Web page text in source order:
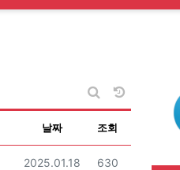
게시판 검색
날짜순 정
날짜 조회
등록일
2025.01.18 조회
630